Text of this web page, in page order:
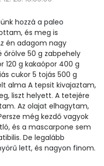
2 micro
2 micro
0 micro
140 micro
554 kcal
hozzá a paleo
és meg is
én adagom nagy
őrölve 50 g zabpehely
120 g kakaópor 400 g
cukor 5 tojás 500 g
alma A tepsit kivajaztam,
liszt helyett. A tetejére
Az olajat elhagytam,
még kezdő vagyok
és a mascarpone sem
De legalább
lett, és nagyon finom.